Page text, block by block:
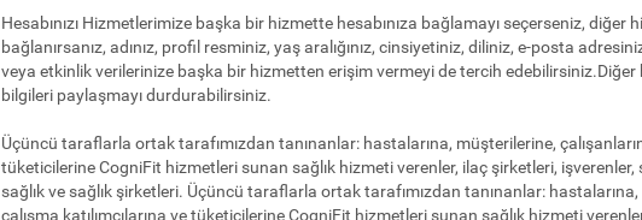
Hesabınızı Hizmetlerimize başka bir hizmette hesabınıza bağlamayı seçerseniz,
bağlanırsanız, adınız, profil resminiz, yaş aralığınız, cinsiyetiniz, diliniz, e-posta
veya etkinlik verilerinize başka bir hizmetten erişim vermeyi de tercih
bilgileri paylaşmayı durdurabilirsiniz.
Üçüncü taraflarla ortak tarafımızdan tanınanlar: hastalarına, müşterilerine,
tüketicilerine CogniFit hizmetleri sunan sağlık hizmeti verenler, ilaç şirketleri,
sağlık ve sağlık şirketleri. Üçüncü taraflarla ortak tarafımızdan tanınanlar:
çalışma katılımcılarına ve tüketicilerine CogniFit hizmetleri sunan sağlık hizmeti